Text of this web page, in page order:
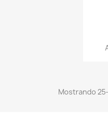
Mostrando